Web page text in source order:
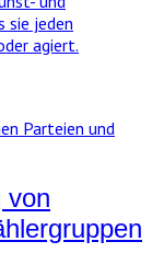
sie jeden
agiert.
von